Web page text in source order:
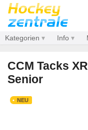
Kategorien Info
CCM Tacks
Senior
NEU